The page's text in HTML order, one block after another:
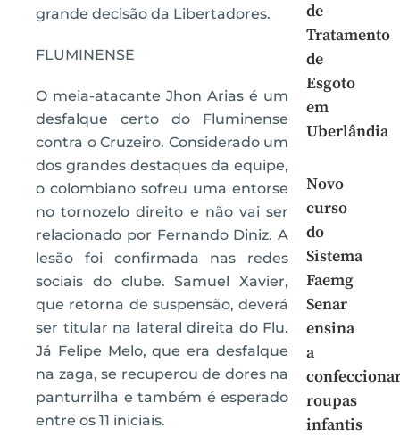
grande decisão da Libertadores.
FLUMINENSE
O meia-atacante Jhon Arias é um
desfalque certo do Fluminense
contra o Cruzeiro. Considerado um
dos grandes destaques da equipe,
o colombiano sofreu uma entorse
no tornozelo direito e não vai ser
relacionado por Fernando Diniz. A
lesão foi confirmada nas redes
sociais do clube. Samuel Xavier,
que retorna de suspensão, deverá
ser titular na lateral direita do Flu.
Já Felipe Melo, que era desfalque
na zaga, se recuperou de dores na
panturrilha e também é esperado
entre os 11 iniciais.
de
Tratamento
de
Esgoto
em
Uberlândia
Novo
curso
do
Sistema
Faemg
Senar
ensina
a
roupas
infantis